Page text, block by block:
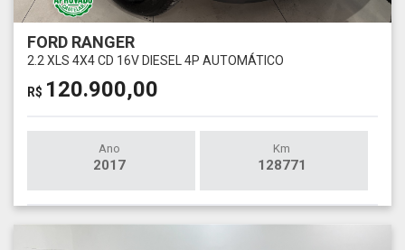
FORD RANGER
2.2 XLS 4X4 CD 16V DIESEL 4P AUTOMÁTICO
R$ 120.900,00
Ano
2017
Km
128771